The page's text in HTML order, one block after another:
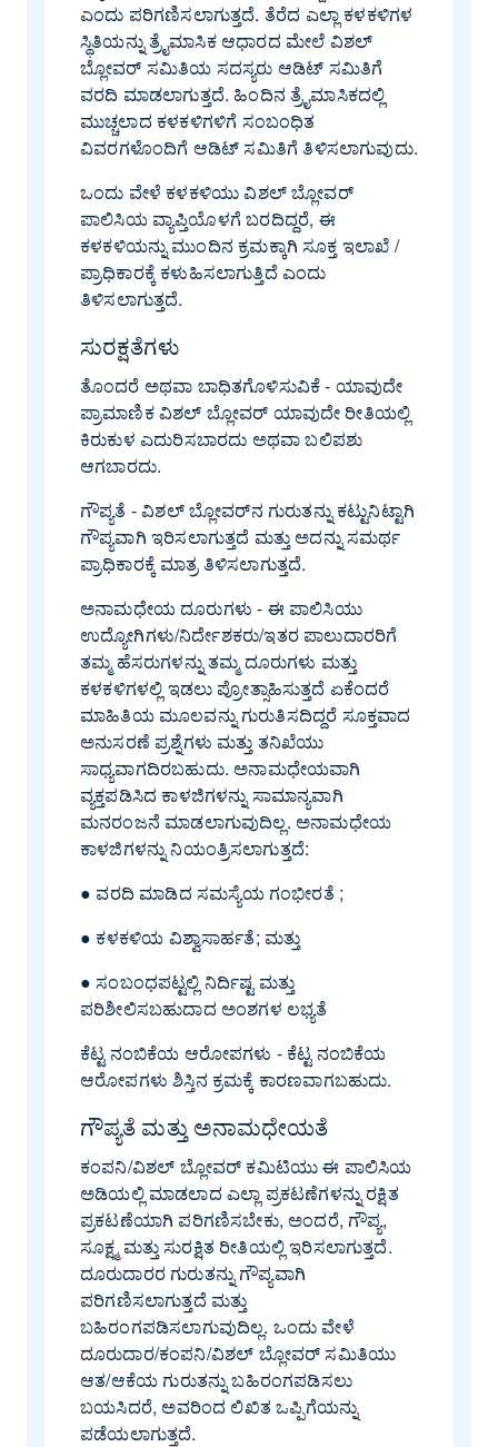
ಎಂದು ಪರಿಗಣಿಸಲಾಗುತ್ತದೆ. ತೆರೆದ ಎಲ್ಲಾ ಕಳಕಳಿಗಳ
ಸ್ಥಿತಿಯನ್ನು ತ್ರೈಮಾಸಿಕ ಆಧಾರದ ಮೇಲೆ ವಿಶಲ್
ಬ್ಲೋವರ್ ಸಮಿತಿಯ ಸದಸ್ಯರು ಆಡಿಟ್ ಸಮಿತಿಗೆ
ವರದಿ ಮಾಡಲಾಗುತ್ತದೆ. ಹಿಂದಿನ ತ್ರೈಮಾಸಿಕದಲ್ಲಿ
ಮುಚ್ಚಲಾದ ಕಳಕಳಿಗಳಿಗೆ ಸಂಬಂಧಿತ
ವಿವರಗಳೊಂದಿಗೆ ಆಡಿಟ್ ಸಮಿತಿಗೆ ತಿಳಿಸಲಾಗುವುದು.
ಒಂದು ವೇಳೆ ಕಳಕಳಿಯು ವಿಶಲ್ ಬ್ಲೋವರ್
ಪಾಲಿಸಿಯ ವ್ಯಾಪ್ತಿಯೊಳಗೆ ಬರದಿದ್ದರೆ, ಈ
ಕಳಕಳಿಯನ್ನು ಮುಂದಿನ ಕ್ರಮಕ್ಕಾಗಿ ಸೂಕ್ತ ಇಲಾಖೆ /
ಪ್ರಾಧಿಕಾರಕ್ಕೆ ಕಳುಹಿಸಲಾಗುತ್ತಿದೆ ಎಂದು
ತಿಳಿಸಲಾಗುತ್ತದೆ.
ಸುರಕ್ಷತೆಗಳು
ತೊಂದರೆ ಅಥವಾ ಬಾಧಿತಗೊಳಿಸುವಿಕೆ - ಯಾವುದೇ
ಪ್ರಾಮಾಣಿಕ ವಿಶಲ್ ಬ್ಲೋವರ್ ಯಾವುದೇ ರೀತಿಯಲ್ಲಿ
ಕಿರುಕುಳ ಎದುರಿಸಬಾರದು ಅಥವಾ ಬಲಿಪಶು
ಆಗಬಾರದು.
ಗೌಪ್ಯತೆ - ವಿಶಲ್ ಬ್ಲೋವರ್‌ನ ಗುರುತನ್ನು ಕಟ್ಟುನಿಟ್ಟಾಗಿ
ಗೌಪ್ಯವಾಗಿ ಇರಿಸಲಾಗುತ್ತದೆ ಮತ್ತು ಅದನ್ನು ಸಮರ್ಥ
ಪ್ರಾಧಿಕಾರಕ್ಕೆ ಮಾತ್ರ ತಿಳಿಸಲಾಗುತ್ತದೆ.
ಅನಾಮಧೇಯ ದೂರುಗಳು - ಈ ಪಾಲಿಸಿಯು
ಉದ್ಯೋಗಿಗಳು/ನಿರ್ದೇಶಕರು/ಇತರ ಪಾಲುದಾರರಿಗೆ
ತಮ್ಮ ಹೆಸರುಗಳನ್ನು ತಮ್ಮ ದೂರುಗಳು ಮತ್ತು
ಕಳಕಳಿಗಳಲ್ಲಿ ಇಡಲು ಪ್ರೋತ್ಸಾಹಿಸುತ್ತದೆ ಏಕೆಂದರೆ
ಮಾಹಿತಿಯ ಮೂಲವನ್ನು ಗುರುತಿಸದಿದ್ದರೆ ಸೂಕ್ತವಾದ
ಅನುಸರಣೆ ಪ್ರಶ್ನೆಗಳು ಮತ್ತು ತನಿಖೆಯು
ಸಾಧ್ಯವಾಗದಿರಬಹುದು. ಅನಾಮಧೇಯವಾಗಿ
ವ್ಯಕ್ತಪಡಿಸಿದ ಕಾಳಜಿಗಳನ್ನು ಸಾಮಾನ್ಯವಾಗಿ
ಮನರಂಜನೆ ಮಾಡಲಾಗುವುದಿಲ್ಲ. ಅನಾಮಧೇಯ
ಕಾಳಜಿಗಳನ್ನು ನಿಯಂತ್ರಿಸಲಾಗುತ್ತದೆ:
● ವರದಿ ಮಾಡಿದ ಸಮಸ್ಯೆಯ ಗಂಭೀರತೆ ;
● ಕಳಕಳಿಯ ವಿಶ್ವಾಸಾರ್ಹತೆ; ಮತ್ತು
● ಸಂಬಂಧಪಟ್ಟಲ್ಲಿ ನಿರ್ದಿಷ್ಟ ಮತ್ತು
ಪರಿಶೀಲಿಸಬಹುದಾದ ಅಂಶಗಳ ಲಭ್ಯತೆ
ಕೆಟ್ಟ ನಂಬಿಕೆಯ ಆರೋಪಗಳು - ಕೆಟ್ಟ ನಂಬಿಕೆಯ
ಆರೋಪಗಳು ಶಿಸ್ತಿನ ಕ್ರಮಕ್ಕೆ ಕಾರಣವಾಗಬಹುದು.
ಗೌಪ್ಯತೆ ಮತ್ತು ಅನಾಮಧೇಯತೆ
ಕಂಪನಿ/ವಿಶಲ್ ಬ್ಲೋವರ್ ಕಮಿಟಿಯು ಈ ಪಾಲಿಸಿಯ
ಅಡಿಯಲ್ಲಿ ಮಾಡಲಾದ ಎಲ್ಲಾ ಪ್ರಕಟಣೆಗಳನ್ನು ರಕ್ಷಿತ
ಪ್ರಕಟಣೆಯಾಗಿ ಪರಿಗಣಿಸಬೇಕು, ಅಂದರೆ, ಗೌಪ್ಯ,
ಸೂಕ್ಷ್ಮ ಮತ್ತು ಸುರಕ್ಷಿತ ರೀತಿಯಲ್ಲಿ ಇರಿಸಲಾಗುತ್ತದೆ.
ದೂರುದಾರರ ಗುರುತನ್ನು ಗೌಪ್ಯವಾಗಿ
ಪರಿಗಣಿಸಲಾಗುತ್ತದೆ ಮತ್ತು
ಬಹಿರಂಗಪಡಿಸಲಾಗುವುದಿಲ್ಲ. ಒಂದು ವೇಳೆ
ದೂರುದಾರ/ಕಂಪನಿ/ವಿಶಲ್ ಬ್ಲೋವರ್ ಸಮಿತಿಯು
ಆತ/ಆಕೆಯ ಗುರುತನ್ನು ಬಹಿರಂಗಪಡಿಸಲು
ಬಯಸಿದರೆ, ಅವರಿಂದ ಲಿಖಿತ ಒಪ್ಪಿಗೆಯನ್ನು
ಪಡೆಯಲಾಗುತ್ತದೆ.